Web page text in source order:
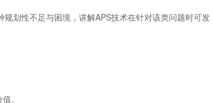
性不足与困境，讲解APS技术在针对该类问题时可发
。